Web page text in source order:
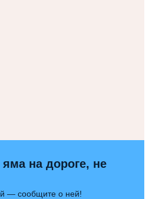
на дороге, не
— сообщите о ней!